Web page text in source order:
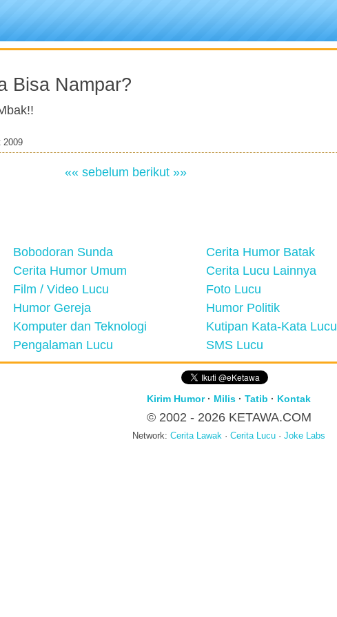
Bisa Nampar?
2009
«« sebelum berikut »»
Bobodoran Sunda Cerita Humor Batak
Cerita Humor Umum Cerita Lucu Lainnya
Film / Video Lucu Foto Lucu
Humor Gereja Humor Politik
Komputer dan Teknologi Kutipan Kata-Kata Lucu
Pengalaman Lucu SMS Lucu
Kirim Humor· Milis · Tatib · Kontak
© 2002 - 2026 KETAWA.COM
Network: Cerita Lawak · Cerita Lucu · Joke Labs